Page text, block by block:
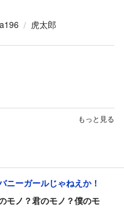
虎太郎
もっと見る
ーガールじゃねえか！
ノ？君のモノ？僕のモ